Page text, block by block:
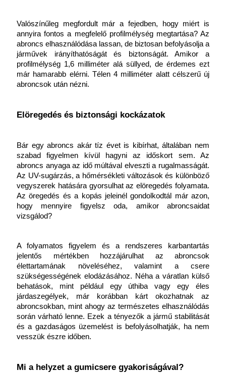
Valószínűleg megfordult már a fejedben, hogy miért is
annyira fontos a megfelelő profilmélység megtartása? Az
abroncs elhasználódása lassan, de biztosan befolyásolja a
járművek irányíthatóságát és biztonságát.
Amikor a
profilmélység 1,6 milliméter alá süllyed, de érdemes ezt
már hamarabb elérni. Télen 4 milliméter alatt célszerű új
abroncsok után nézni.
Elöregedés és biztonsági kockázatok
Bár egy abroncs akár tíz évet is kibírhat, általában nem
szabad figyelmen kívül hagyni az időskort sem. Az
abroncs anyaga az idő múltával elveszti a rugalmasságát.
Az UV-sugárzás, a hőmérsékleti változások és különböző
vegyszerek hatására gyorsulhat az elöregedés folyamata.
Az öregedés és a kopás jeleinél gondolkodtál már azon,
hogy mennyire figyelsz oda, amikor abroncsaidat
vizsgálod?
A folyamatos figyelem és a rendszeres karbantartás
jelentős mértékben hozzájárulhat az abroncsok
élettartamának növeléséhez, valamint a csere
szükségességének elodázásához. Néha a váratlan külső
behatások, mint például egy úthiba vagy egy éles
járdaszegélyek, már korábban kárt okozhatnak az
abroncsokban, mint ahogy az természetes elhasználódás
során várható lenne. Ezek a tényezők a jármű stabilitását
és a gazdaságos üzemelést is befolyásolhatják, ha nem
vesszük észre időben.
Mi a helyzet a gumicsere gyakoriságával?